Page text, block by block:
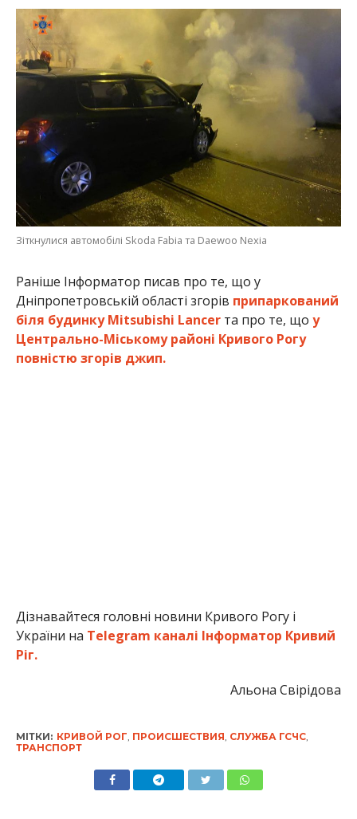
Зіткнулися автомобілі Skoda Fabia та Daewoo Nexia
Раніше Інформатор писав про те, що у
Дніпропетровській області згорів припаркований
біля будинку Mitsubishi Lancerта про те, що у
Центрально-Міському районі Кривого Рогу
повністю згорів джип.
Дізнавайтеся головні новини Кривого Рогу і
України на Telegram каналі Інформатор Кривий
Ріг.
Альона Свірідова
МІТКИ: КРИВОЙ РОГ ПРОИСШЕСТВИЯ СЛУЖБА ГСЧС,
ТРАНСПОРТ